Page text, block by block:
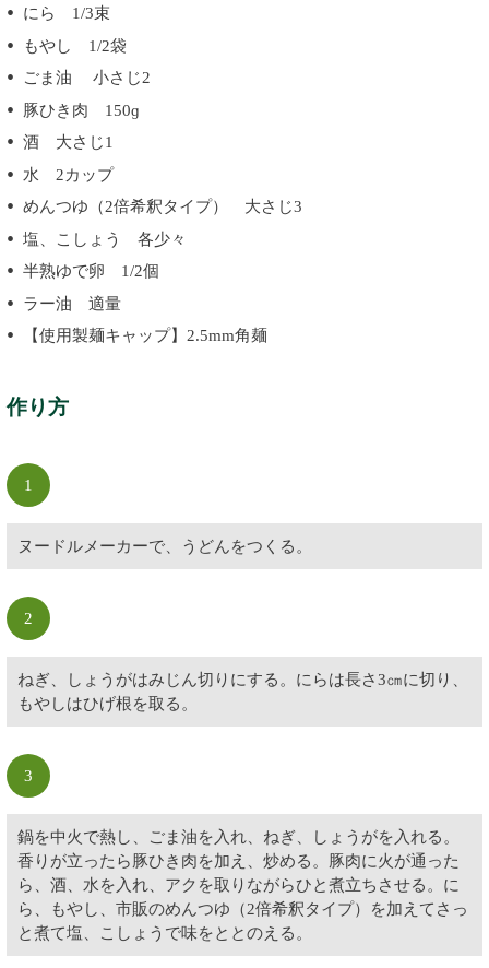
にら 1/3束
もやし 1/2袋
ごま油 小さじ2
豚ひき肉 150ɡ
酒 大さじ1
水 2カップ
めんつゆ（2倍希釈タイプ） 大さじ3
塩、こしょう 各少々
半熟ゆで卵 1/2個
ラー油 適量
【使用製麺キャップ】2.5mm角麺
作り方
1
ヌードルメーカーで、うどんをつくる。
2
ねぎ、しょうがはみじん切りにする。にらは長さ3㎝に切り、
もやしはひげ根を取る。
3
鍋を中火で熱し、ごま油を入れ、ねぎ、しょうがを入れる。
香りが立ったら豚ひき肉を加え、炒める。豚肉に火が通った
ら、酒、水を入れ、アクを取りながらひと煮立ちさせる。に
ら、もやし、市販のめんつゆ（2倍希釈タイプ）を加えてさっ
と煮て塩、こしょうで味をととのえる。